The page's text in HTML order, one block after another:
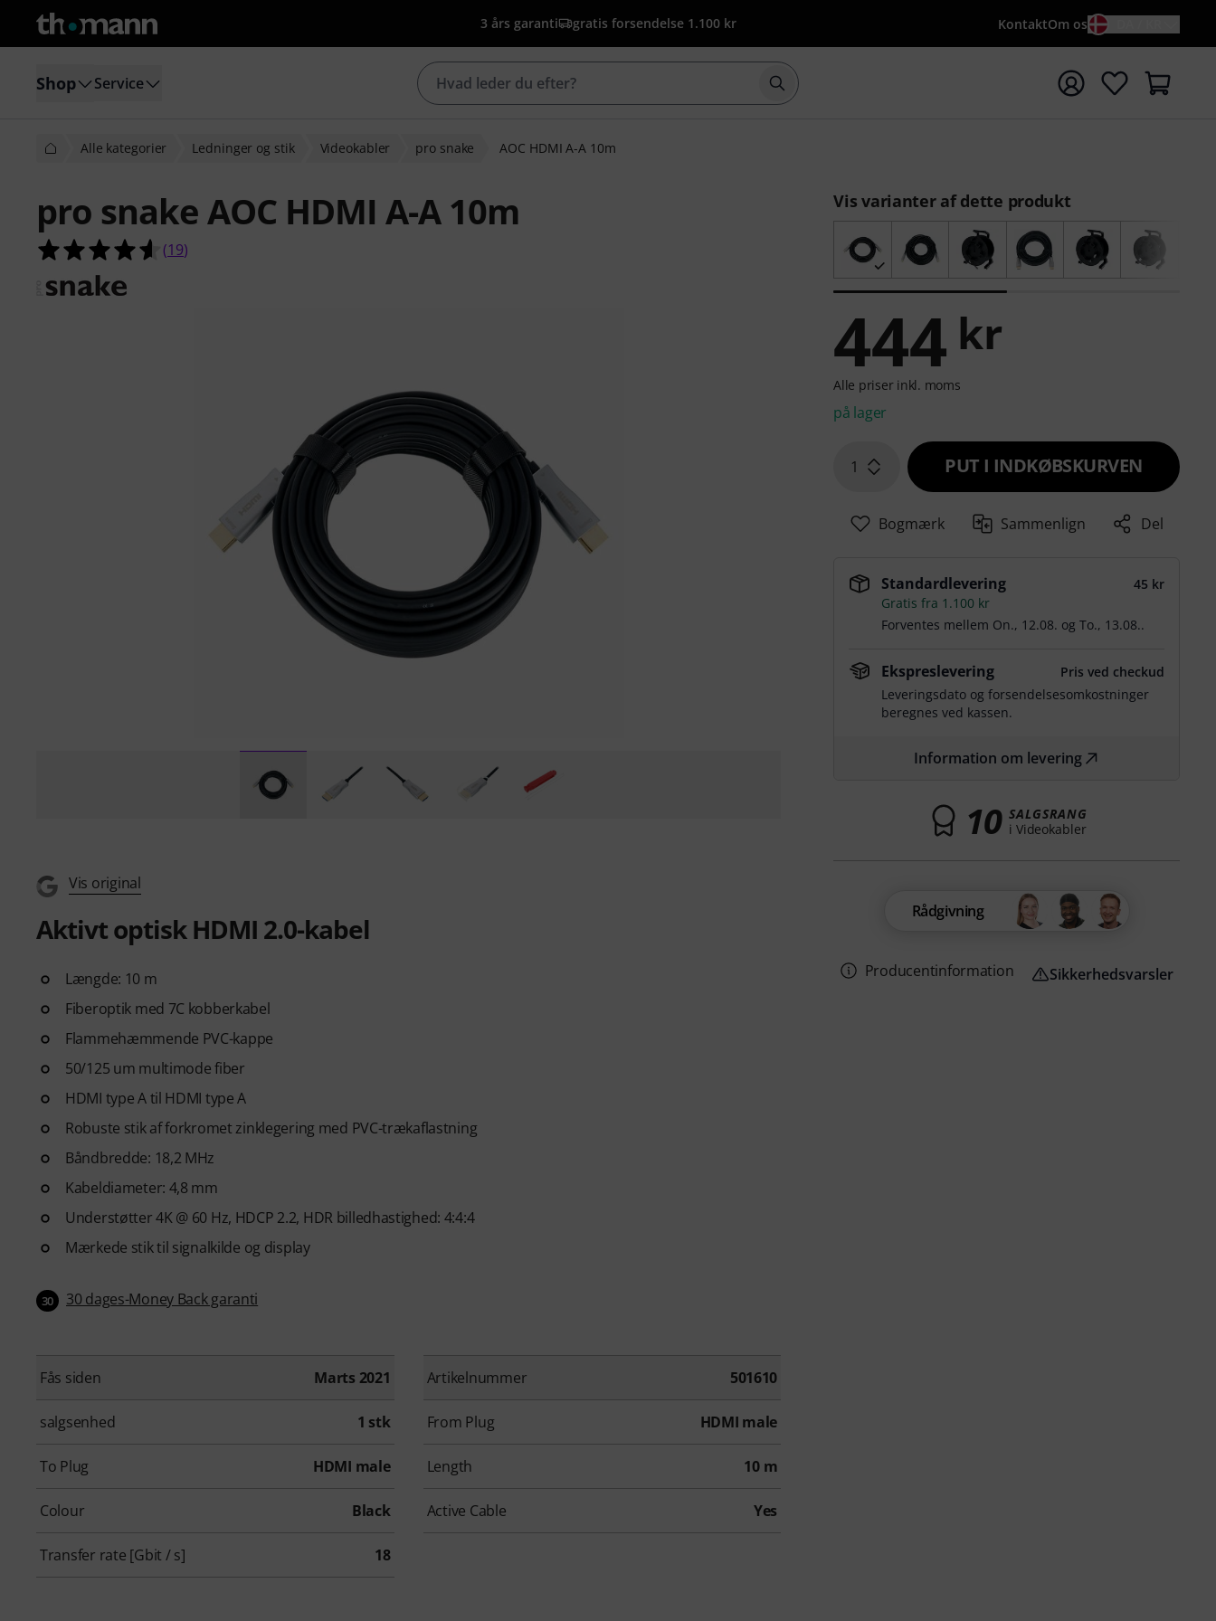
3 års garanti gratis forsendelse 1.100 kr KontaktOm os
Shop Service Start søgning med søgeord {searchTerm}
Alle kategorier Ledninger og stik Videokabler pro snake AOC HDMI A-A 10m
pro snake AOC HDMI A-A 10m
4.6 ud af 5 stjerner fra 19 kundebedømmelser
(19)
Vis original
Aktivt optisk HDMI 2.0-kabel
Længde: 10 m
Fiberoptik med 7C kobberkabel
Flammehæmmende PVC-kappe
50/125 um multimode fiber
HDMI type A til HDMI type A
Robuste stik af forkromet zinklegering med PVC-trækaflastning
Båndbredde: 18,2 MHz
Kabeldiameter: 4,8 mm
Understøtter 4K @ 60 Hz, HDCP 2.2, HDR billedhastighed: 4:4:4
Mærkede stik til signalkilde og display
30 30 dages-Money Back garanti
Fås siden Marts 2021 Artikelnummer 501610
salgsenhed 1 stk From Plug HDMI male
To Plug HDMI male Length 10 m
Colour Black Active Cable Yes
Transfer rate [Gbit / s] 18
Vis varianter af dette produkt
444 kr
Alle priser inkl. moms
på lager
1 PUT I INDKØBSKURVEN
Bogmærk Sammenlign Del
Standardlevering
45 kr
Gratis fra 1.100 kr
Forventes mellem On., 12.08. ogTo., 13.08..
Ekspreslevering
Pris ved checkud
Leveringsdato og forsendelsesomkostninger
beregnes ved kassen.
Information om levering
10 SALGSRANG
i Videokabler
Rådgivning
Producentinformation Sikkerhedsvarsler